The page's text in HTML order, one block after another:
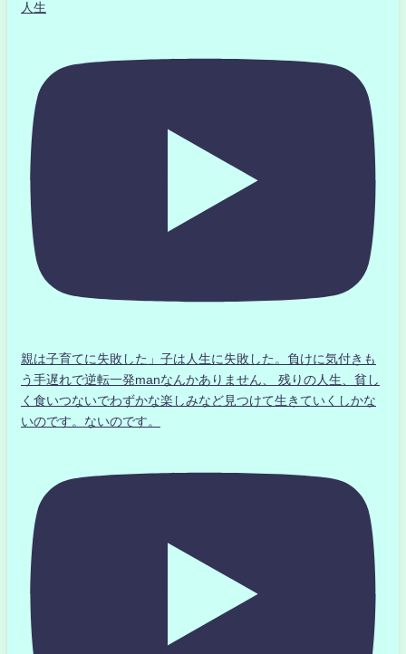
人生
親は子育てに失敗した」子は人生に失敗した。負けに気付きも
う手遅れで逆転一発manなんかありません、 残りの人生、貧し
く食いつないでわずかな楽しみなど見つけて生きていくしかな
いのです。ないのです。